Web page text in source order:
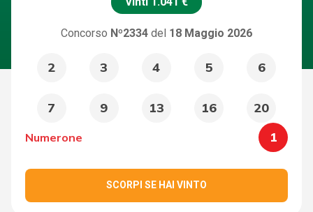
Concorso Nº2334 del 18 Maggio 2026
2 3 4 5 6
7 9 13 16 20
Numerone 1
SCORPI SE HAI VINTO